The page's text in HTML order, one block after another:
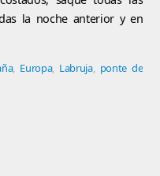
la noche anterior y en
, Europa, Labruja, ponte de